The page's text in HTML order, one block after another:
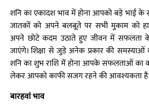
शनि का एकादश भाव में होना आपको बड़े भाई
जातकों को अपने बलबूते पर सभी मुकाम को
अपने छोटे कदम उठाते हुए जीवन में सफलता
जाएंगे। शिक्षा से जुड़े अनेक प्रकार की समस्याओं
शनि का शुभ राशि में होना आपके सफलताओं का
लेकर आपको काफी सजग रहने की आवश्यकता
बारहवां भाव